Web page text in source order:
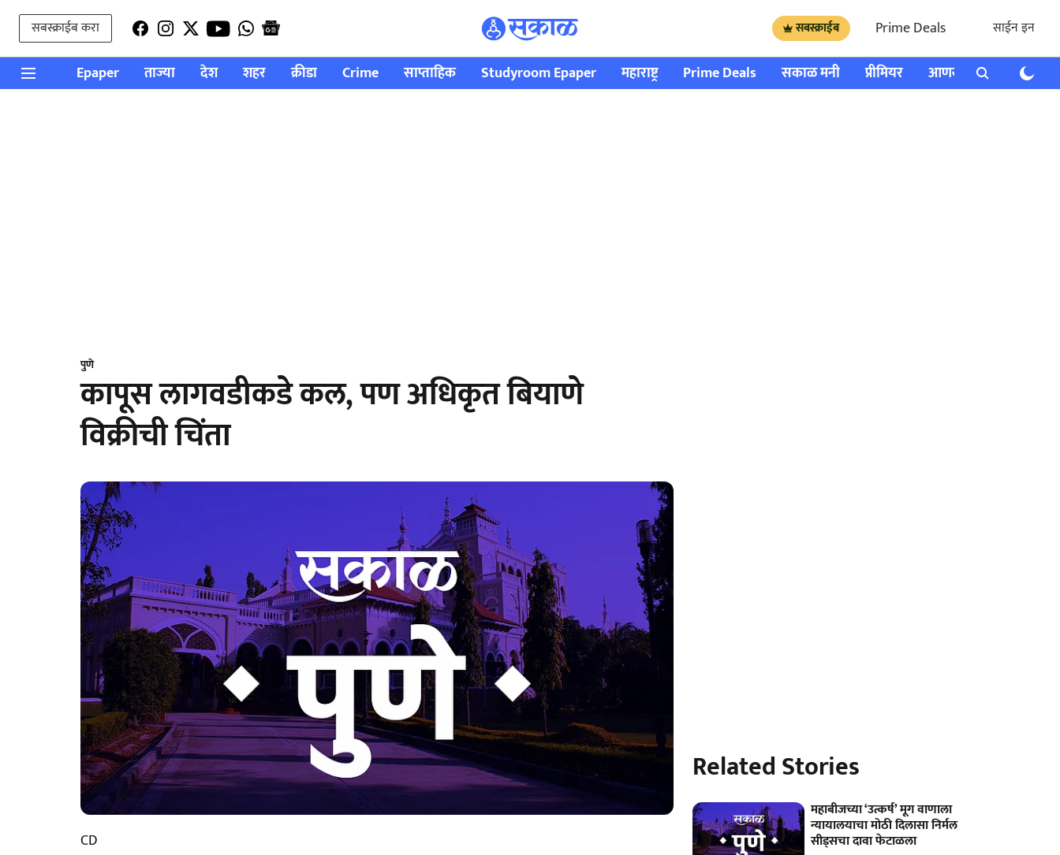
सबस्क्राईब करा सबस्क्राईब Prime Deals साईन इन
Epaper ताज्या देश शहर क्रीडा Crime साप्ताहिक Studyroom Epaper महाराष्ट्र Prime Deals सकाळ मनी प्रीमियर आणखी राशी भविष्य
पुणे
कापूस लागवडीकडे कल, पण अधिकृत बियाणे
विक्रीची चिंता
CD
Related Stories
महाबीजच्या ‘उत्कर्ष’ मूग वाणाला
न्यायालयाचा मोठी दिलासा निर्मल
सीड्सचा दावा फेटाळला